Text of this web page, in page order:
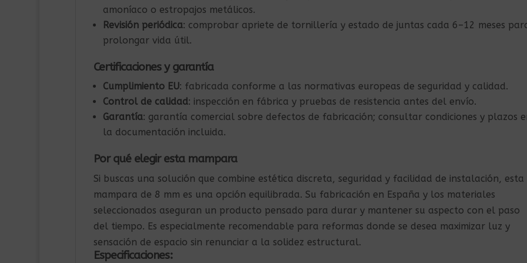
amoníaco o estropajos metálicos.
Revisión periódica: comprobar apriete de tornillería y estado de juntas cada 6–12 meses
prolongar vida útil.
Certificaciones y garantía
Cumplimiento EU: fabricada conforme a las normativas europeas de seguridad y calidad.
Control de calidad: inspección en fábrica y pruebas de resistencia antes del envío.
Garantía: garantía comercial sobre defectos de fabricación; consultar condiciones y plazos
la documentación incluida.
Por qué elegir esta mampara
Si buscas una solución que combine estética discreta, seguridad y facilidad de instalación, esta
mampara de 8 mm es una opción equilibrada. Su fabricación en España y los materiales
seleccionados aseguran un producto pensado para durar y mantener su aspecto con el paso
del tiempo. Es especialmente recomendable para reformas donde se desea maximizar luz y
sensación de espacio sin renunciar a la solidez estructural.
Especificaciones: